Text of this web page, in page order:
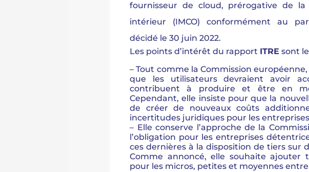
fournisseur de cloud, prérogative de la
intérieur (IMCO) conformément au
décidé le 30 juin 2022.
Les points d’intérêt du rapport ITRE sont
– Tout comme la Commission
que les utilisateurs devraient avoir
contribuent à produire et être en
Cependant, elle insiste pour que la
de créer de nouveaux coûts
incertitudes juridiques pour les
– Elle conserve l’approche de la
l’obligation pour les entreprises
ces dernières à la disposition de tiers sur
Comme annoncé, elle souhaite ajouter
pour les micros, petites et moyennes